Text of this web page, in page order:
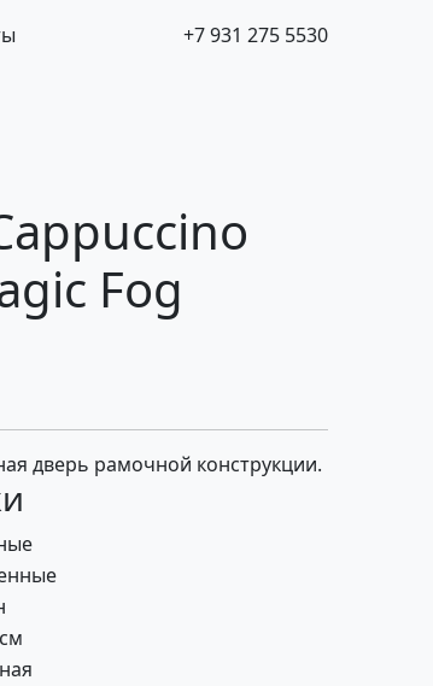
+7 931 275 5530
Fog
дверь рамочной конструкции.